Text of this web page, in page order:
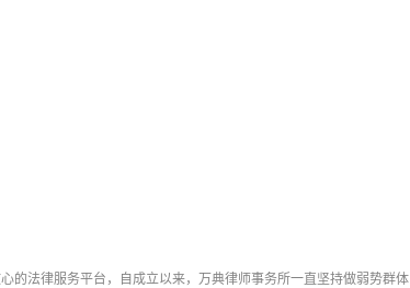
法律服务平台，自成立以来，万典律师事务所一直坚持做弱势群体